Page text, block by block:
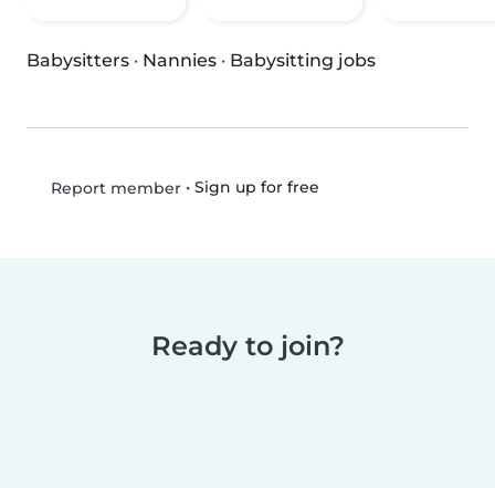
Babysitters · Nannies · Babysitting jobs
Report member• Sign up for free
Ready to join?